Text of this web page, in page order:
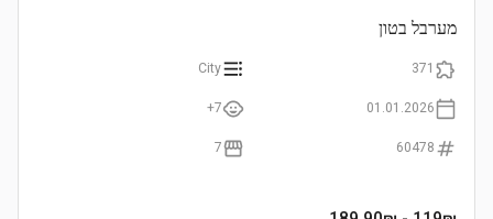
מערבל בטון
371
City
01.01.2026
7+
60478
7